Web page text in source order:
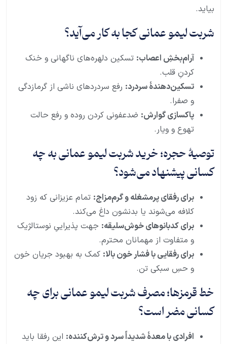
بیاید.
شربت لیمو عمانی کجا به کار می‌آید؟
آرام‌بخشِ اعصاب: تسکین دلهره‌های ناگهانی و خنک
کردنِ قلب.
تسکین‌دهندهٔ سردرد: رفع سردردهای ناشی از گرمازدگی
و صفرا.
پاکسازی گوارش: ضدعفونی کردن روده و رفع حالت
تهوع و ویار.
توصیهٔ حجره؛ خرید شربت لیمو عمانی به چه
کسانی پیشنهاد می‌شود؟
برای رفقای پرمشغله و گرم‌مزاج: تمام عزیزانی که زود
کلافه می‌شوند یا بدنشون داغ می‌کند.
برای کدبانوهای خوش‌سلیقه: جهت پذیراییِ نوستالژیک
و متفاوت از مهمانان محترم.
برای رفقایی با فشار خون بالا: کمک به بهبود جریان خون
و حسِ سبکی تن.
خط قرمزها؛ مصرف شربت لیمو عمانی برای چه
کسانی مضر است؟
افرادی با معدهٔ شدیداً سرد و ترش‌کننده: این رفقا باید